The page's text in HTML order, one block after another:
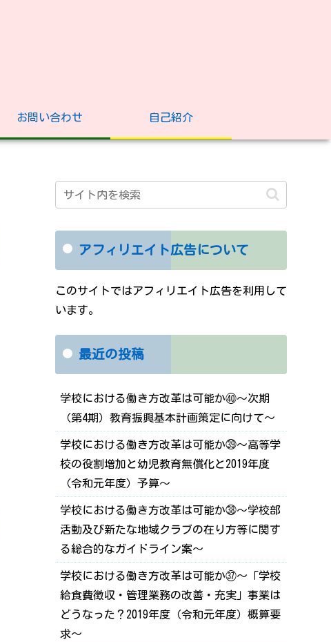
お問い合わせ 自己紹介
アフィリエイト広告について
このサイトではアフィリエイト広告を利用して
います。
最近の投稿
学校における働き方改革は可能か㊵～次期
（第4期）教育振興基本計画策定に向けて～
学校における働き方改革は可能か㊴～高等学
校の役割増加と幼児教育無償化と2019年度
（令和元年度）予算～
学校における働き方改革は可能か㊳～学校部
活動及び新たな地域クラブの在り方等に関す
る総合的なガイドライン案～
学校における働き方改革は可能か㊲～「学校
給食費徴収・管理業務の改善・充実」事業は
どうなった？2019年度（令和元年度）概算要
求～